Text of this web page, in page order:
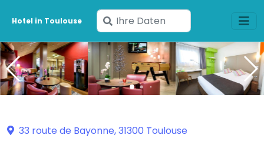
Hotel in Toulouse
Geben
Sie
Ihre
Daten
ein
33 route de Bayonne, 31300 Toulouse